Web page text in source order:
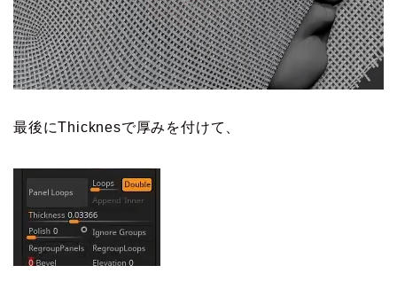
最後にThicknesで厚みを付けて、